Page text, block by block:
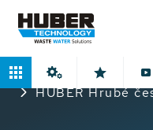
Domů Produkty
HUBER Hrubé